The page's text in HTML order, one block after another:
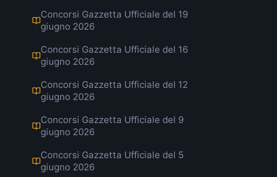
Concorsi Gazzetta Ufficiale del 19
giugno 2026
Concorsi Gazzetta Ufficiale del 16
giugno 2026
Concorsi Gazzetta Ufficiale del 12
giugno 2026
Concorsi Gazzetta Ufficiale del 9
giugno 2026
Concorsi Gazzetta Ufficiale del 5
giugno 2026